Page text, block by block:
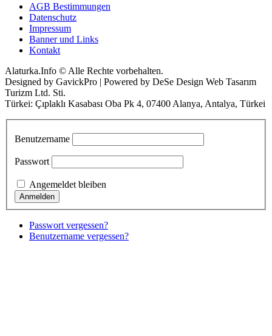
AGB Bestimmungen
Datenschutz
Impressum
Banner und Links
Kontakt
Alaturka.Info © Alle Rechte vorbehalten.
Designed by GavickPro | Powered by DeSe Design Web Tasarım
Turizm Ltd. Sti.
Türkei: Çıplaklı Kasabası Oba Pk 4, 07400 Alanya, Antalya, Türkei
Benutzername
Passwort
Angemeldet bleiben
Passwort vergessen?
Benutzername vergessen?